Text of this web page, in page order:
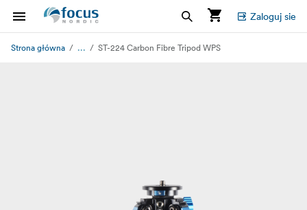
Zaloguj sie
Strona główna ... ST-224 Carbon Fibre Tripod WPS